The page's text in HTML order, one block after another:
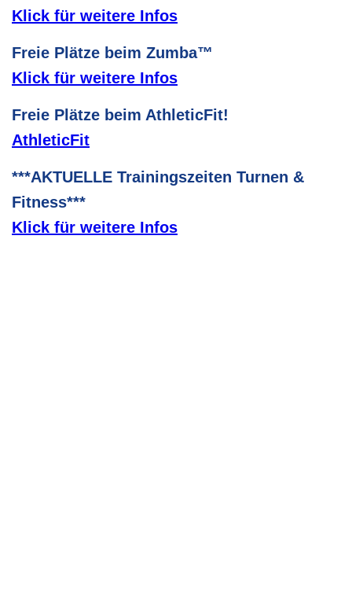
Klick für weitere Infos
Freie Plätze beim Zumba™
Klick für weitere Infos
Freie Plätze beim AthleticFit!
AthleticFit
***AKTUELLE Trainingszeiten Turnen &
Fitness***
Klick für weitere Infos